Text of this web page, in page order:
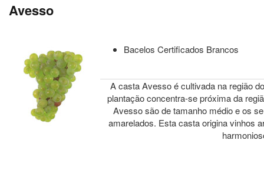
Avesso
Bacelos Certificados Brancos
A casta Avesso é cultivada na região
plantação concentra-se próxima da
Avesso são de tamanho médio e os
amarelados. Esta casta origina vinhos